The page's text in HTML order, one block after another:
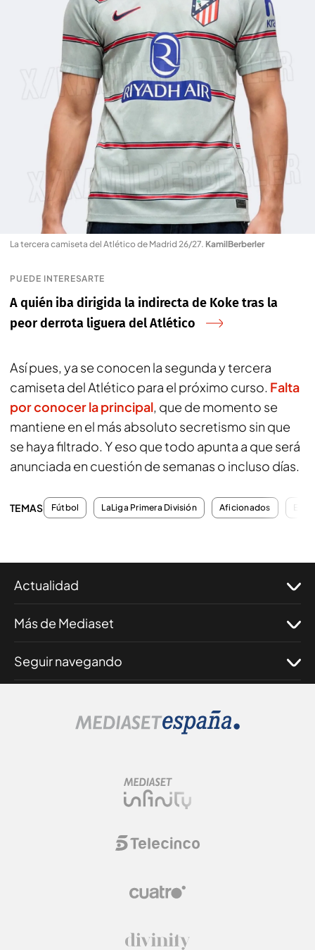
La tercera camiseta del Atlético de Madrid 26/27. KamilBerberler
PUEDE INTERESARTE
A quién iba dirigida la indirecta de Koke tras la
peor derrota liguera del Atlético
Así pues, ya se conocen la segunda y tercera
camiseta del Atlético para el próximo curso. Falta
por conocer la principal, que de momento se
mantiene en el más absoluto secretismo sin que
se haya filtrado. Y eso que todo apunta a que será
anunciada en cuestión de semanas o incluso días.
TEMAS Fútbol LaLiga Primera División Aficionados
Actualidad
Más de Mediaset
Seguir navegando